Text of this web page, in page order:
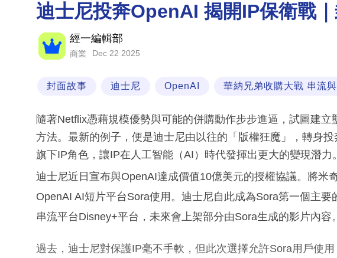
迪士尼投奔OpenAI 揭開IP保衛戰
經一編輯部
商業 Dec 22 2025
封面故事 迪士尼 OpenAI 華納兄弟收購大戰 串流
隨著Netflix憑藉規模優勢與可能的併購動作步步進逼，試圖建
方法。最新的例子，便是迪士尼由以往的「版權狂魔」，轉身
旗下IP角色，讓IP在人工智能（AI）時代發揮出更大的變現潛力。
迪士尼近日宣布與OpenAI達成價值10億美元的授權協議。將米
OpenAI AI短片平台Sora使用。迪士尼自此成為Sora第一個主
串流平台Disney+平台，未來會上架部分由Sora生成的影片內容。
過去，迪士尼對保護IP毫不手軟，但此次選擇允許Sora用戶使